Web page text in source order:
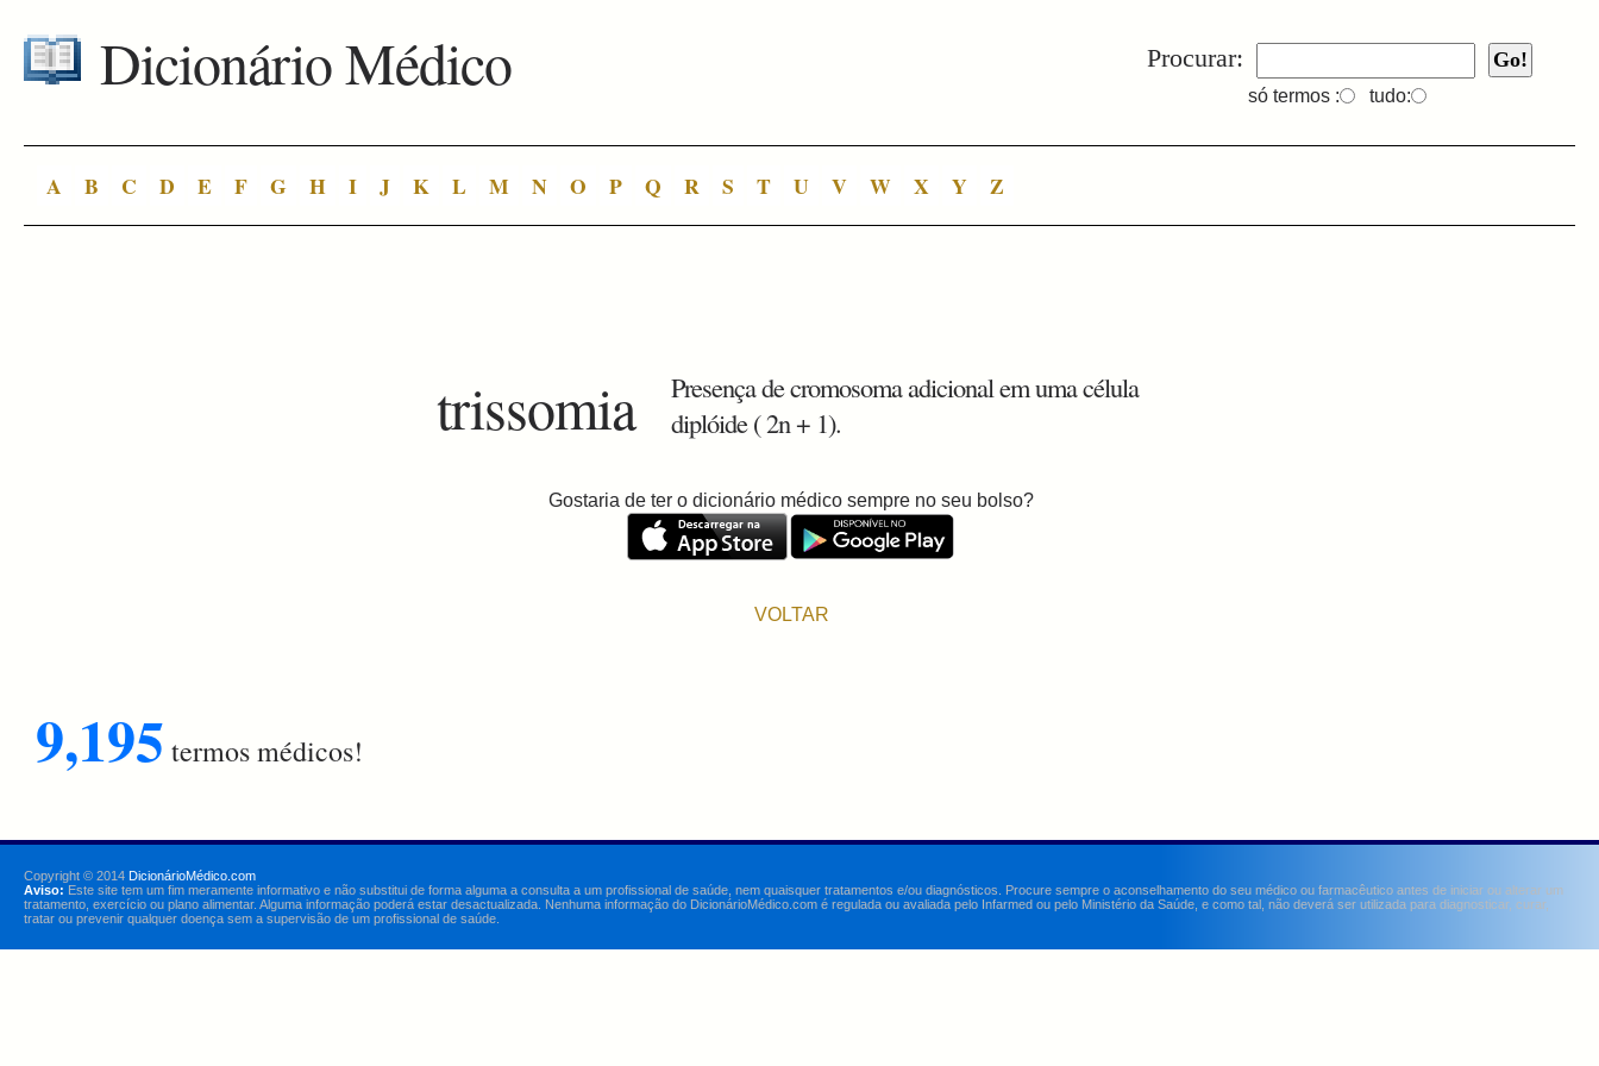
Procurar:
só termos : tudo:
Dicionário Médico
A B C D E F G H I J K L M N O P Q R S T U V W X Y Z
trissomia
Presença de cromosoma adicional em uma célula
diplóide ( 2n + 1).
Gostaria de ter o dicionário médico sempre no seu bolso?
VOLTAR
9,195 termos médicos!
Copyright © 2014 DicionárioMédico.com
Aviso: Este site tem um fim meramente informativo e não substitui de forma alguma a consulta a um profissional de saúde, nem quaisquer tratamentos e/ou diagnósticos. Procure sempre o aconselhamento do seu médico ou farmacêutico antes de iniciar ou alterar um
tratamento, exercício ou plano alimentar. Alguma informação poderá estar desactualizada. Nenhuma informação do DicionárioMédico.com é regulada ou avaliada pelo Infarmed ou pelo Ministério da Saúde, e como tal, não deverá ser utilizada para diagnosticar, curar,
tratar ou prevenir qualquer doença sem a supervisão de um profissional de saúde.